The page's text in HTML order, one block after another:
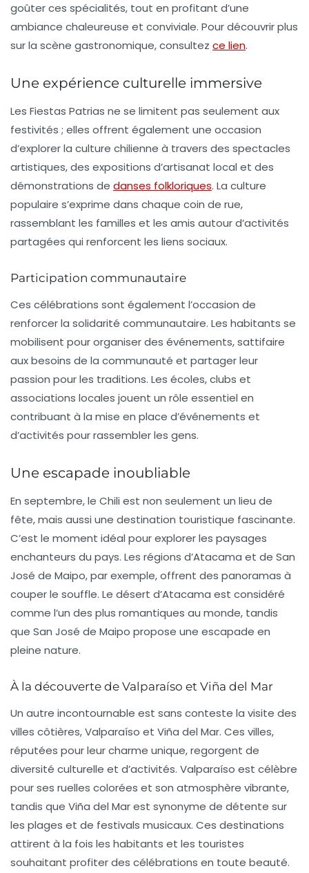
goûter ces spécialités, tout en profitant d’une
ambiance chaleureuse et conviviale. Pour découvrir plus
sur la scène gastronomique, consultez ce lien.
Une expérience culturelle immersive
Les Fiestas Patrias ne se limitent pas seulement aux
festivités ; elles offrent également une occasion
d’explorer la culture chilienne à travers des spectacles
artistiques, des expositions d’artisanat local et des
démonstrations de danses folkloriques. La culture
populaire s’exprime dans chaque coin de rue,
rassemblant les familles et les amis autour d’activités
partagées qui renforcent les liens sociaux.
Participation communautaire
Ces célébrations sont également l’occasion de
renforcer la solidarité communautaire. Les habitants se
mobilisent pour organiser des événements, sattifaire
aux besoins de la communauté et partager leur
passion pour les traditions. Les écoles, clubs et
associations locales jouent un rôle essentiel en
contribuant à la mise en place d’événements et
d’activités pour rassembler les gens.
Une escapade inoubliable
En septembre, le Chili est non seulement un lieu de
fête, mais aussi une destination touristique fascinante.
C’est le moment idéal pour explorer les paysages
enchanteurs du pays. Les régions d’Atacama et de San
José de Maipo, par exemple, offrent des panoramas à
couper le souffle. Le désert d’Atacama est considéré
comme l’un des plus romantiques au monde, tandis
que San José de Maipo propose une escapade en
pleine nature.
À la découverte de Valparaíso et Viña del Mar
Un autre incontournable est sans conteste la visite des
villes côtières,Valparaíso et Viña del Mar. Ces villes,
réputées pour leur charme unique, regorgent de
diversité culturelle et d’activités. Valparaíso est célèbre
pour ses ruelles colorées et son atmosphère vibrante,
tandis que Viña del Mar est synonyme de détente sur
les plages et de festivals musicaux. Ces destinations
attirent à la fois les habitants et les touristes
souhaitant profiter des célébrations en toute beauté.